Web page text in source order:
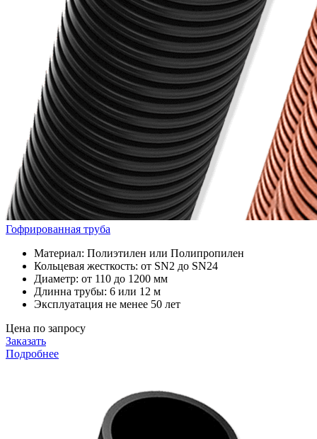
Гофрированная труба
Материал: Полиэтилен или Полипропилен
Кольцевая жесткость: от SN2 до SN24
Диаметр: от 110 до 1200 мм
Длинна трубы: 6 или 12 м
Эксплуатация не менее 50 лет
Цена по запросу
Заказать
Подробнее